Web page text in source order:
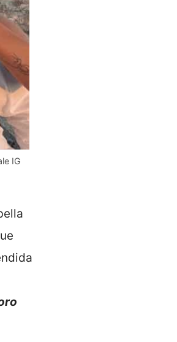
IG